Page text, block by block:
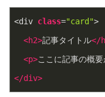
<div class="card">
<h2>記事タイトル</
<p>ここに記事の概要
</div>